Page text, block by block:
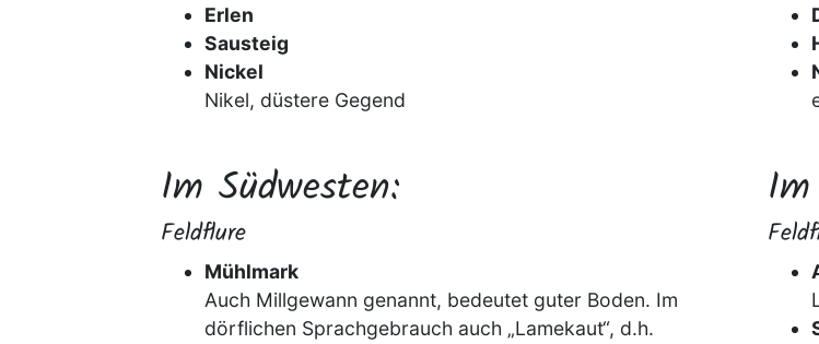
Erlen
Sausteig
Nickel
Nikel, düstere Gegend
Im Südwesten:
Feldflure
Mühlmark
Auch Millgewann genannt, bedeutet guter Boden. Im
dörflichen Sprachgebrauch auch „Lamekaut“, d.h.